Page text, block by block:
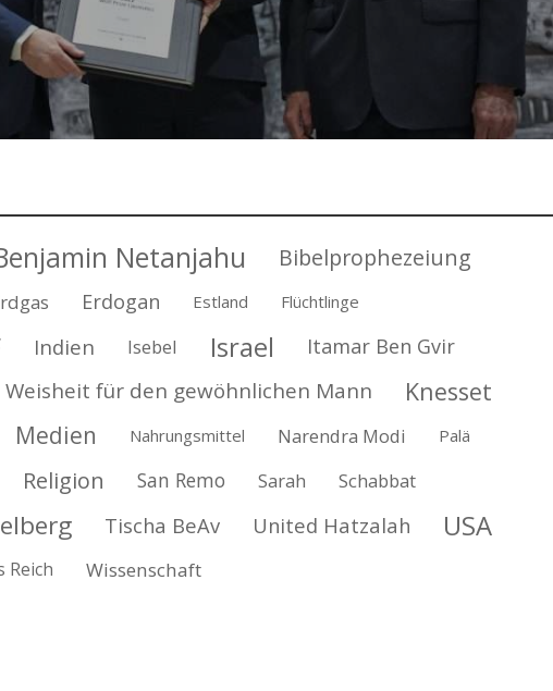
Netanjahu Bibelprophezeiung
Erdogan Estland Flüchtlinge
Indien Isebel Israel
Itamar Ben Gvir
Weisheit für den gewöhnlichen Mann Knesset
Medien Nahrungsmittel Narendra Modi Palä
Religion San Remo Sarah Schabbat
Tischa BeAv United Hatzalah USA
Reich Wissenschaft
Israel
Wahlen 2026: Das ist
– Vladimir Beliak
Israelische Wahlen 2026: Das ist
die Knesset – Moshe Abutbul